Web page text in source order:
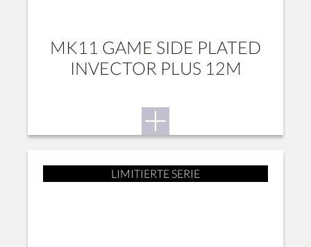
MK11 GAME SIDE PLATED
INVECTOR PLUS 12M
LIMITIERTE SERIE